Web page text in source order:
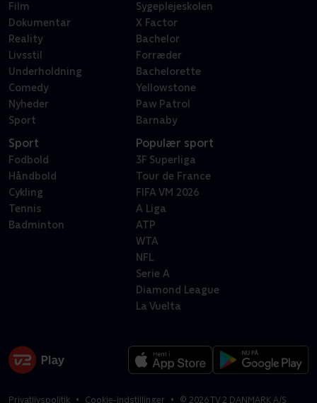
Film
Dokumentar
Reality
Livsstil
Underholdning
Comedy
Nyheder
Sport
Sygeplejeskolen
X Factor
Bachelor
Forræder
Bachelorette
Yellowstone
Paw Patrol
Barnaby
Sport
Fodbold
Håndbold
Cykling
Tennis
Badminton
Populær sport
3F Superliga
Tour de France
FIFA VM 2026
A Liga
ATP
WTA
NFL
Serie A
Diamond League
La Vuelta
Privatlivspolitik Cookie-indstillinger © 2026TV 2 DANMARK A/S